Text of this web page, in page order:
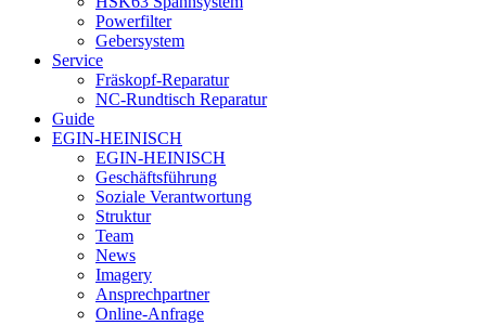
Powerfilter
Gebersystem
Service
Fräskopf-Reparatur
NC-Rundtisch Reparatur
Guide
EGIN-HEINISCH
EGIN-HEINISCH
Geschäftsführung
Soziale Verantwortung
Struktur
Team
News
Imagery
Ansprechpartner
Online-Anfrage